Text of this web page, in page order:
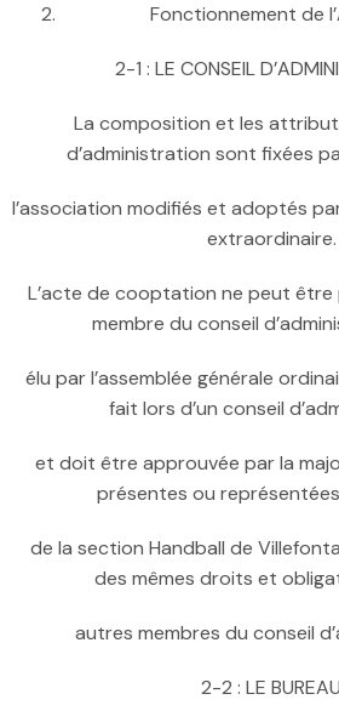
Fonctionnement de
2-1 : LE CONSEIL
La composition et les
d’administration sont fixées
l’association modifiés et adoptés
extraordinaire.
L’acte de cooptation ne peut
membre du conseil
élu par l’assemblée générale
fait lors d’un conseil
et doit être approuvée par la
présentes ou
de la section Handball de
des mêmes droits et
autres membres du conseil
2-2 : LE BUREAU